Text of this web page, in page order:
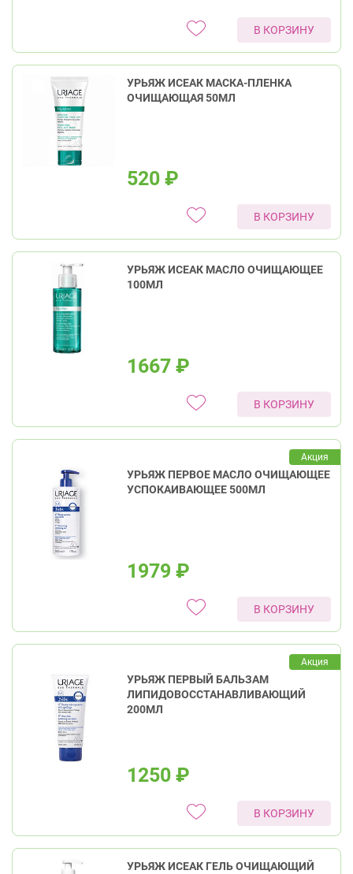
В КОРЗИНУ
УРЬЯЖ ИСЕАК МАСКА-ПЛЕНКА
ОЧИЩАЮЩАЯ 50МЛ
520 ₽
В КОРЗИНУ
УРЬЯЖ ИСЕАК МАСЛО ОЧИЩАЮЩЕЕ
100МЛ
1667 ₽
В КОРЗИНУ
Акция
УРЬЯЖ ПЕРВОЕ МАСЛО ОЧИЩАЮЩЕЕ
УСПОКАИВАЮЩЕЕ 500МЛ
1979 ₽
В КОРЗИНУ
Акция
УРЬЯЖ ПЕРВЫЙ БАЛЬЗАМ
ЛИПИДОВОССТАНАВЛИВАЮЩИЙ
200МЛ
1250 ₽
В КОРЗИНУ
УРЬЯЖ ИСЕАК ГЕЛЬ ОЧИЩАЮЩИЙ